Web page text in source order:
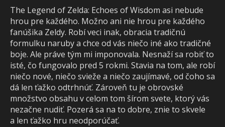
The Legend of Zelda: Echoes of Wisdom asi nebude
hrou pre každého. Možno ani nie hrou pre každého
fanúšika Zeldy. Robí veci inak, obracia tradičnú
formulku naruby a chce od vás niečo iné ako tradičné
boje. Ale práve tým mi imponovala. Nesnaží sa robiť to
isté, čo fungovalo pred 5 rokmi. Stavia na tom, ale robí
niečo nové, niečo svieže a niečo zaujímavé, od čoho sa
dá len ťažko odtrhnúť. Zároveň tu je obrovské
množstvo obsahu v celom tom šírom svete, ktorý vás
nezačne nudiť. Pozerá sa na to dobre, znie to skvele
a len ťažko hru neodporúčať.